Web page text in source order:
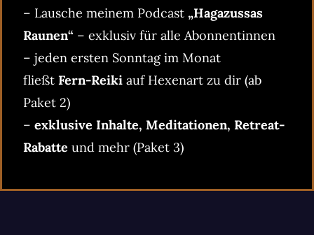
– Lausche meinem Podcast „Hagazussas
Raunen“ – exklusiv für alle Abonnentinnen
– jeden ersten Sonntag im Monat
fließt Fern-Reiki auf Hexenart zu dir (ab
Paket 2)
– exklusive Inhalte, Meditationen, Retreat-
Rabatte und mehr (Paket 3)